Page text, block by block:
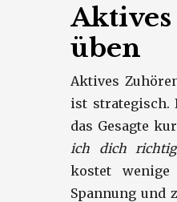
üben
Aktives
ist strategisch.
das Gesagte
ich dich
kostet
Spannung und